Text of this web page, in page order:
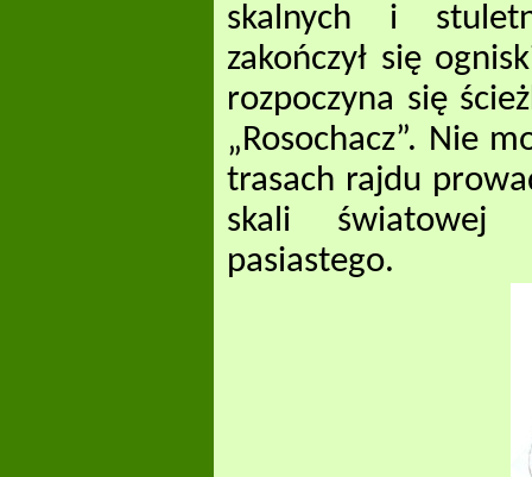
skalnych i
zakończył się
rozpoczyna się
„Rosochacz”. Nie
trasach rajdu
skali światowej
pasiastego.